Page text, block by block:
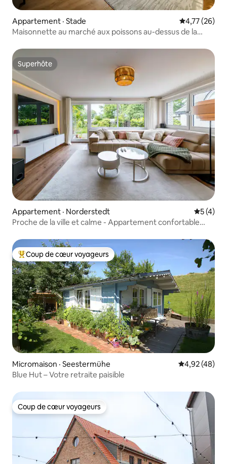
Appartement · Stade Note
4,77 (26)
Maisonnette au marché aux poissons au-dessus de la
Superhôte
Superhôte
Appartement · Norderstedt Note
5 (4)
Proche de la ville et calme - Appartement confortable
Coup de cœur voyageurs parmi les plus aimés
Coup de cœur voyageurs
Micromaison · Seestermühe Note
4,92 (48)
Blue Hut – Votre retraite paisible
Coup de cœur voyageurs
Coup de cœur voyageurs